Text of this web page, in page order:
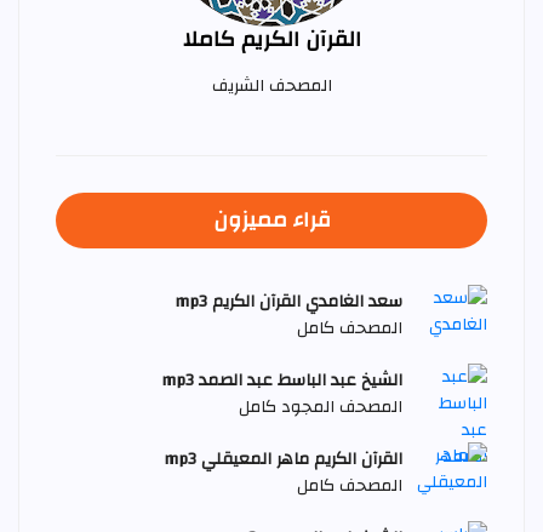
القرآن الكريم كاملا
المصحف الشريف
قراء مميزون
سعد الغامدي القرآن الكريم mp3
المصحف كامل
الشيخ عبد الباسط عبد الصمد mp3
المصحف المجود كامل
القرآن الكريم ماهر المعيقلي mp3
المصحف كامل